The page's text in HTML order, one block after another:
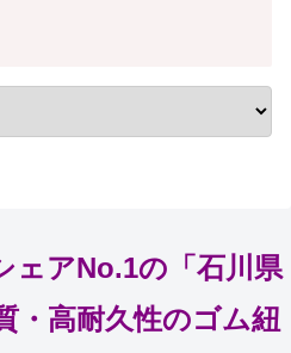
アNo.1の「石川県
・高耐久性のゴム紐